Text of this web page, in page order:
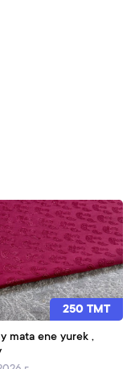
250 TMT
mata ene yurek ,